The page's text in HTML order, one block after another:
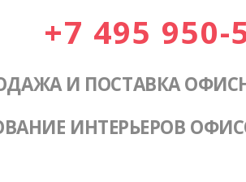
+7 495 950-
И ПОСТАВКА
ИНТЕРЬЕРОВ